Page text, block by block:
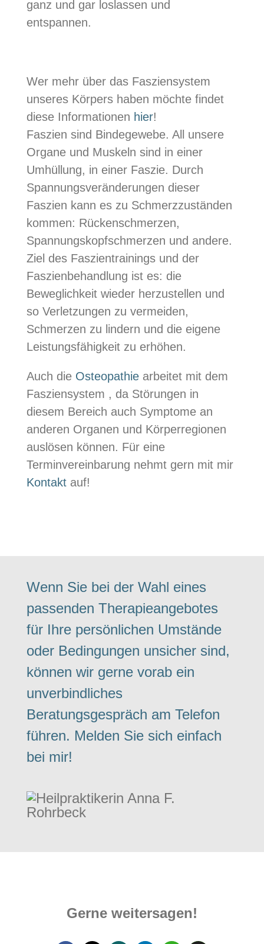
ganz und gar loslassen und
entspannen.
Wer mehr über das Fasziensystem
unseres Körpers haben möchte findet
diese Informationen hier!
Faszien sind Bindegewebe. All unsere
Organe und Muskeln sind in einer
Umhüllung, in einer Faszie. Durch
Spannungsveränderungen dieser
Faszien kann es zu Schmerzzuständen
kommen: Rückenschmerzen,
Spannungskopfschmerzen und andere.
Ziel des Faszientrainings und der
Faszienbehandlung ist es: die
Beweglichkeit wieder herzustellen und
so Verletzungen zu vermeiden,
Schmerzen zu lindern und die eigene
Leistungsfähigkeit zu erhöhen.
Auch die Osteopathie arbeitet mit dem
Fasziensystem , da Störungen in
diesem Bereich auch Symptome an
anderen Organen und Körperregionen
auslösen können. Für eine
Terminvereinbarung nehmt gern mit mir
Kontakt auf!
Wenn Sie bei der Wahl eines
passenden Therapieangebotes
für Ihre persönlichen Umstände
oder Bedingungen unsicher sind,
können wir gerne vorab ein
unverbindliches
Beratungsgespräch am Telefon
führen. Melden Sie sich einfach
bei mir!
Gerne weitersagen!